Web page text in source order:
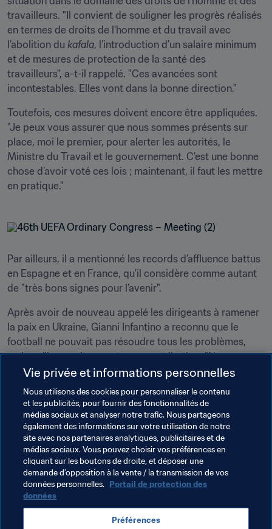
travailleurs. "Il convient de souligner les progrès réalisés
en termes de droits de l'homme et du travail avec
l’abolition du kafala, l’introduction d’un salaire minimum
et de mesures de protection de la santé des
travailleurs", a-t-il rappelé. "Ces avancées sont
incontestables. Elles vont dans la bonne direction."
Toutefois, ces mesures doivent encore être appliquées.
"Je peux vous assurer que nous sommes présents sur
place, moi le premier, pour alerter les autorités, le
Ministre du Travail et le gouvernement. C’est une bonne
chose d’avoir voté ces lois ; maintenant, il faut les mettre
en pratique."
Par ailleurs, il a mentionné les records d’affluence battus
en Espagne et en France, qu'il considère comme autant
de "très bons signes pour l’avenir".
Après avoir de nouveau appelé les dirigeants à ramener
la paix en Ukraine, Gianni Infantino a reconnu que le
football ne pouvait pas résoudre tous les problèmes,
mais qu’il pouvait apporter sa contribution. "Nous
voulons la paix et quand la paix sera revenue, le football
sera là. Il sera en première ligne pour ramener l’unité et la
fraternité, pour rassembler les gens une fois de plus : les
garçons et les filles, les jeunes et les vieux. Car c’est ce
qu'il fait de mieux."
Thèmes en lien
Président de la FIFA Organisation
Vie privée et informations personnelles
Nous utilisons des cookies pour personnaliser le contenu
et les publicités, pour fournir des fonctionnalités de
médias sociaux et analyser notre trafic. Nous partageons
également des informations sur votre utilisation de notre
site avec nos partenaires analytiques, publicitaires et de
médias sociaux. Vous pouvez choisir vos préférences en
cliquant sur les boutons de droite, et déposer une
demande d’opposition à la vente / la transmission de vos
données personnelles. Portail de protection des
données
Préférences